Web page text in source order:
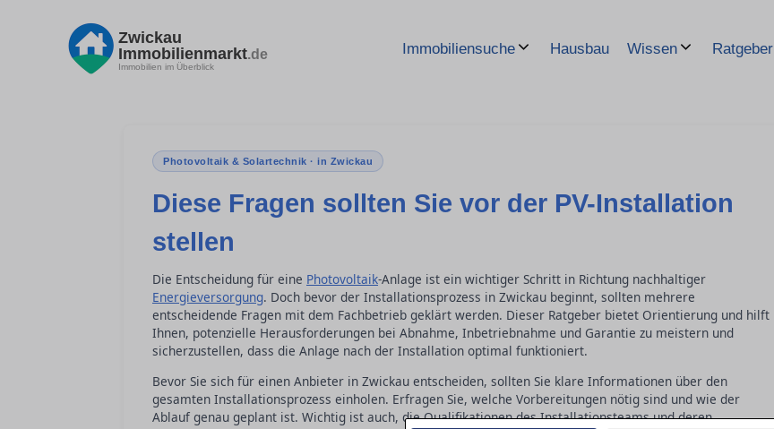
Zwickau
Immobilienmarkt.de
Immobilien im Überblick
Immobiliensuche Hausbau Wissen Ratgeber
Photovoltaik & Solartechnik · in Zwickau
Diese Fragen sollten Sie vor der PV-Installation
stellen
Die Entscheidung für eine Photovoltaik-Anlage ist ein wichtiger Schritt in Richtung nachhaltiger
Energieversorgung. Doch bevor der Installationsprozess in Zwickau beginnt, sollten mehrere
entscheidende Fragen mit dem Fachbetrieb geklärt werden. Dieser Ratgeber bietet Orientierung und hilft
Ihnen, potenzielle Herausforderungen bei Abnahme, Inbetriebnahme und Garantie zu meistern und
sicherzustellen, dass die Anlage nach der Installation optimal funktioniert.
Bevor Sie sich für einen Anbieter in Zwickau entscheiden, sollten Sie klare Informationen über den
gesamten Installationsprozess einholen. Erfragen Sie, welche Vorbereitungen nötig sind und wie der
Ablauf genau geplant ist. Wichtig ist auch, die Qualifikationen des Installationsteams und deren